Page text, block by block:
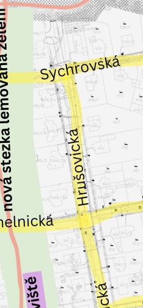
Personalizované
soubory cookie
Používáme rovněž
soubory cookie a
další technologie,
abychom
přizpůsobili naše
webové stránky
potřebám a
zájmům našich
návštěvníků.
Reklamní
cookies
Reklamní cookies
používáme my
nebo naši partneři,
abychom Vám
mohli zobrazit
vhodné obsahy